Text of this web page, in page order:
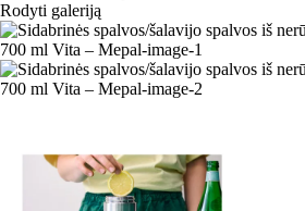
Rodyti galeriją